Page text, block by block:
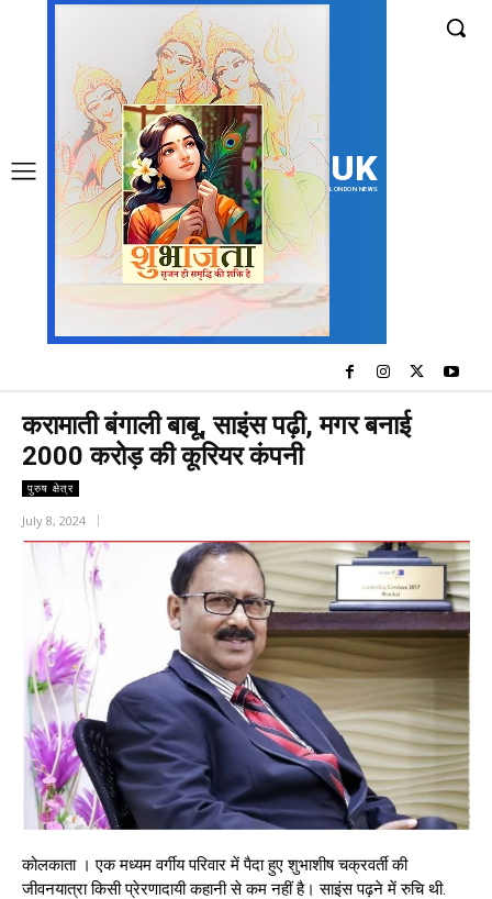
UK
LONDON NEWS
करामाती बंगाली बाबू, साइंस पढ़ी, मगर बनाई
2000 करोड़ की कूरियर कंपनी
पुरुष क्षेत्र
July 8, 2024
कोलकाता । एक मध्यम वर्गीय परिवार में पैदा हुए शुभाशीष चक्रवर्ती की
जीवनयात्रा किसी प्रेरणादायी कहानी से कम नहीं है। साइंस पढ़ने में रुचि थी.